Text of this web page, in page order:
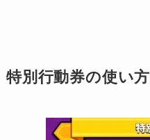
特別行動券の使い方